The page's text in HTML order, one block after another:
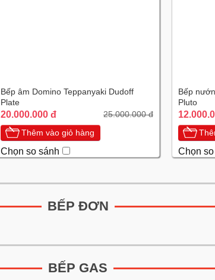
Bếp âm Domino Teppanyaki Dudoff
Plate
20.000.000 đ 25.000.000 đ
Thêm vào giỏ hàng
Chọn so sánh
Bếp
Pluto
Chọn
BẾP ĐƠN
BẾP GAS